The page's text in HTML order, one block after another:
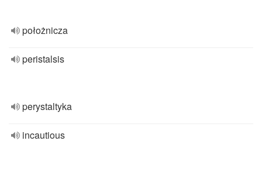
położnicza
peristalsis
perystaltyka
incautious